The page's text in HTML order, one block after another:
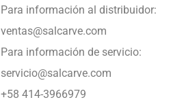
Para información al distribuidor:
ventas@salcarve.com
Para información de servicio:
servicio@salcarve.com
+58 414-3966979